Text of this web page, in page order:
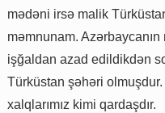
mədəni irsə malik
məmnunam. Azərbaycanın
işğaldan azad edildikdən
Türküstan şəhəri
xalqlarımız kimi qardaşdır.